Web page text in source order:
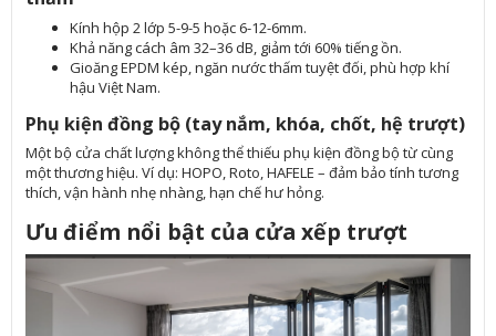
Kính hộp 2 lớp 5-9-5 hoặc 6-12-6mm.
Khả năng cách âm 32–36 dB, giảm tới 60% tiếng ồn.
Gioăng EPDM kép, ngăn nước thấm tuyệt đối, phù hợp khí
hậu Việt Nam.
Phụ kiện đồng bộ (tay nắm, khóa, chốt, hệ trượt)
Một bộ cửa chất lượng không thể thiếu phụ kiện đồng bộ từ cùng
một thương hiệu. Ví dụ: HOPO, Roto, HAFELE – đảm bảo tính tương
thích, vận hành nhẹ nhàng, hạn chế hư hỏng.
Ưu điểm nổi bật của cửa xếp trượt